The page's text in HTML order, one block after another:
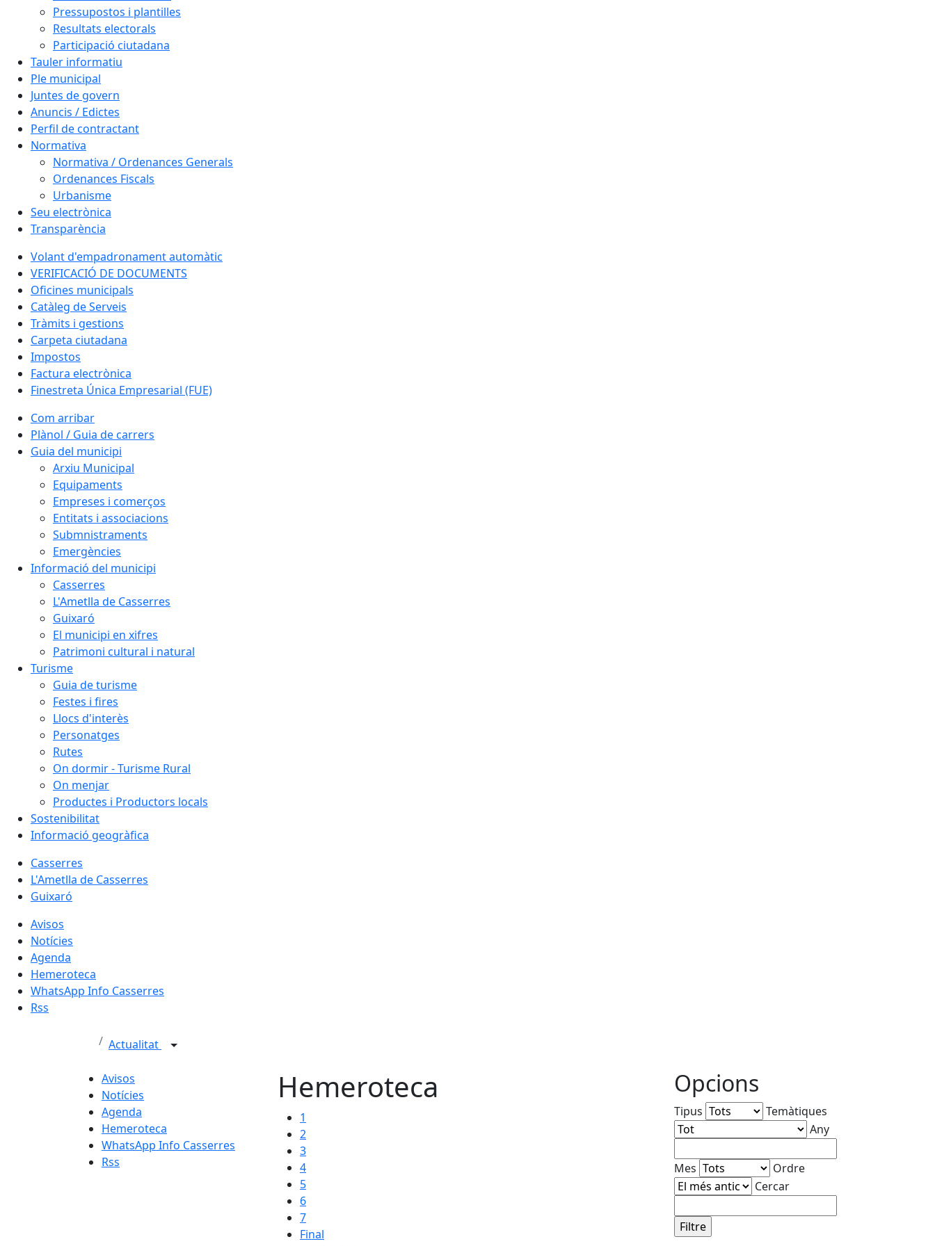
Pressupostos i plantilles
Resultats electorals
Participació ciutadana
Tauler informatiu
Ple municipal
Juntes de govern
Anuncis / Edictes
Perfil de contractant
Normativa
Normativa / Ordenances Generals
Ordenances Fiscals
Urbanisme
Seu electrònica
Transparència
Volant d'empadronament automàtic
VERIFICACIÓ DE DOCUMENTS
Oficines municipals
Catàleg de Serveis
Tràmits i gestions
Carpeta ciutadana
Impostos
Factura electrònica
Finestreta Única Empresarial (FUE)
Com arribar
Plànol / Guia de carrers
Guia del municipi
Arxiu Municipal
Equipaments
Empreses i comerços
Entitats i associacions
Submnistraments
Emergències
Informació del municipi
Casserres
L'Ametlla de Casserres
Guixaró
El municipi en xifres
Patrimoni cultural i natural
Turisme
Guia de turisme
Festes i fires
Llocs d'interès
Personatges
Rutes
On dormir - Turisme Rural
On menjar
Productes i Productors locals
Sostenibilitat
Informació geogràfica
Casserres
L'Ametlla de Casserres
Guixaró
Avisos
Notícies
Agenda
Hemeroteca
WhatsApp Info Casserres
Rss
Actualitat
Avisos
Notícies
Agenda
Hemeroteca
WhatsApp Info Casserres
Rss
Hemeroteca
1
2
3
4
5
6
7
Final
Opcions
Tipus
Temàtiques
Any
Mes
Ordre
Cercar